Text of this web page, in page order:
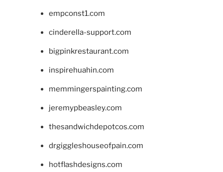
empconst1.com
cinderella-support.com
bigpinkrestaurant.com
inspirehuahin.com
memmingerspainting.com
jeremypbeasley.com
thesandwichdepotcos.com
drgiggleshouseofpain.com
hotflashdesigns.com